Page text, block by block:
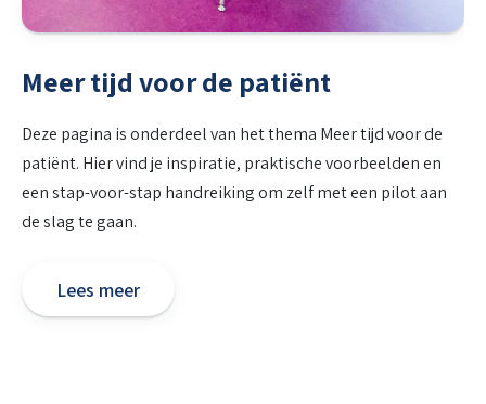
Meer tijd voor de patiënt
Deze pagina is onderdeel van het thema Meer tijd voor de
patiënt. Hier vind je inspiratie, praktische voorbeelden en
een stap-voor-stap handreiking om zelf met een pilot aan
de slag te gaan.
Lees meer